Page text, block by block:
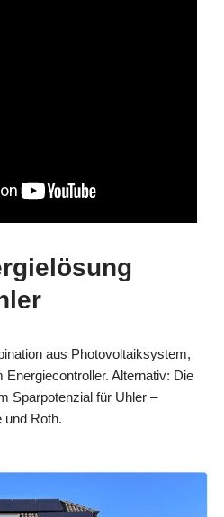
aus Photovoltaiksystem,
Energiecontroller. Alternativ: Die
Sparpotenzial für Uhler –
und Roth.